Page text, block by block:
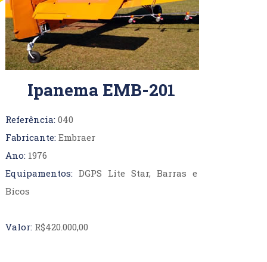
AT-802A
RV7/RV7A
Ipanema EMB-201
Referência: 040
Fabricante: Embraer
Ano: 1976
Equipamentos: DGPS Lite Star, Barras e
Bicos
Valor: R$420.000,00